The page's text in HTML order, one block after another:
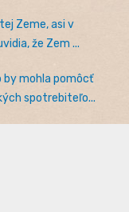
Zeme, asi v
že Zem ...
by mohla pomôcť
spotrebiteľo...